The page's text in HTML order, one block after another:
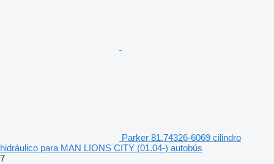
Parker 81.74326-6069 cilindro
hidráulico para MAN LIONS CITY (01.04-) autobús
7